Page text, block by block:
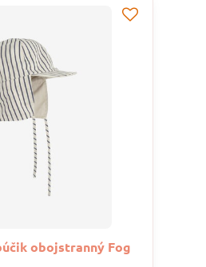
obojstranný Fog